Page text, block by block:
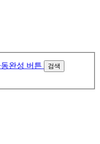
검색